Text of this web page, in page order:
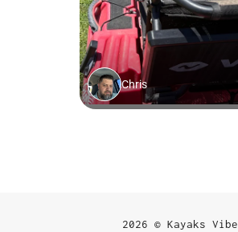
2026 © Kayaks Vibe